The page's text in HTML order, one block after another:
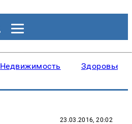
Недвижимость Здоровье
23.03.2016, 20:02